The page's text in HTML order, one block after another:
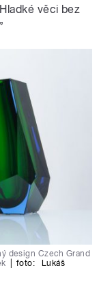
věci bez
design Czech Grand
foto:
Lukáš